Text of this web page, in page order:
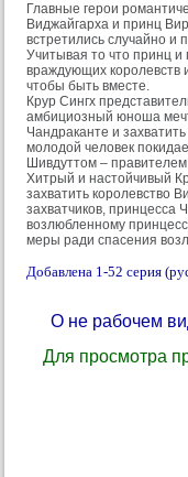
Главные герои
Виджайгарха и принц
встретились случайно и
Учитывая то что принц
враждующих королевств
чтобы быть вместе.
Крур Сингх
амбициозный юноша
Чандраканте и
молодой человек
Шивдуттом – правителем
Хитрый и настойчивый
захватить королевство
захватчиков, принцесса
возлюбленному
меры ради спасения
Добавлена 1-52 серия
О не рабочем
Для просмотра